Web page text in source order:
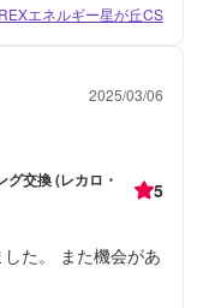
REXエネルギー星が丘CS
2025/03/06
交換 (レカロ・
5
た。 また機会があ